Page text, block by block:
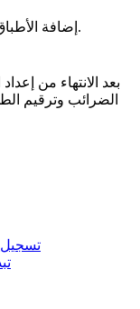
إضافة الأطباق والمشروبات مع الأسعار والصور والتفاصيل.
بعد الانتهاء من
الضرائب وترقيم
تسجيل